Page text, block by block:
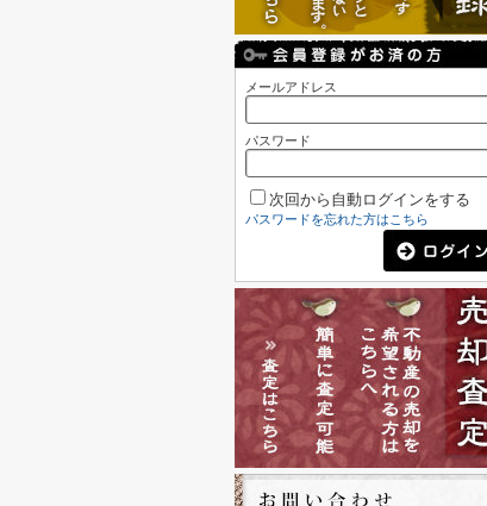
メールアドレス
パスワード
次回から自動ログインをする
パスワードを忘れた方はこちら